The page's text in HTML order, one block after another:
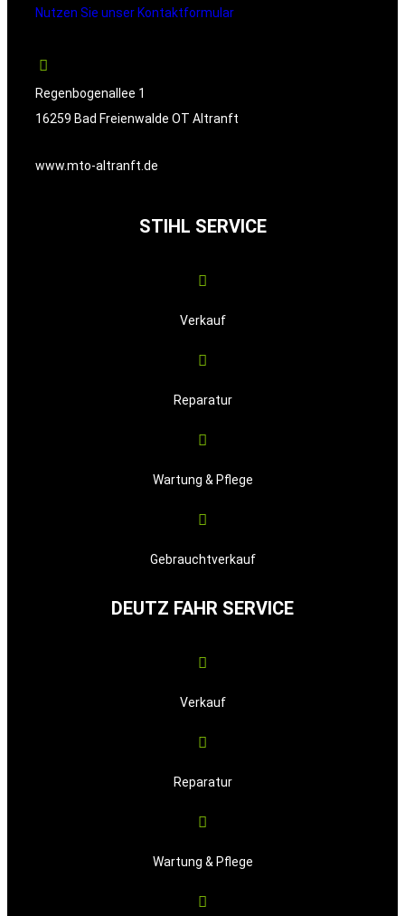
Nutzen Sie unser Kontaktformular
Regenbogenallee 1
16259 Bad Freienwalde OT Altranft
www.mto-altranft.de
STIHL SERVICE
Verkauf
Reparatur
Wartung & Pflege
Gebrauchtverkauf
DEUTZ FAHR SERVICE
Verkauf
Reparatur
Wartung & Pflege